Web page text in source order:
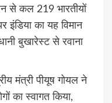
से कल 219 भारतीयों
इंडिया का यह विमान
बुखारेस्ट से रवाना
मंत्री पीयूष गोयल ने
का स्वागत किया,